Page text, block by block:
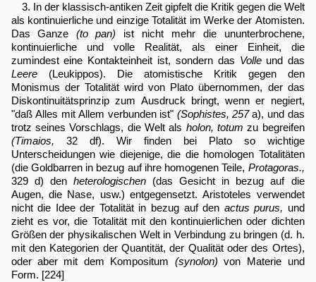
3. In der klassisch-antiken Zeit gipfelt die Kritik gegen die Welt
als kontinuierliche und einzige Totalität im Werke der Atomisten.
Das Ganze (to pan) ist nicht mehr die ununterbrochene,
kontinuierliche und volle Realität, als einer Einheit, die
zumindest eine Kontakteinheit ist, sondern das Volleund das
Leere(Leukippos). Die atomistische Kritik gegen den
Monismus der Totalität wird von Plato übernommen, der das
Diskontinuitätsprinzip zum Ausdruck bringt, wenn er negiert,
"daß Alles mit Allem verbunden ist" (Sophistes, 257a), und das
trotz seines Vorschlags, die Welt als holon, totum zu begreifen
(Timaios, 32 df). Wir finden bei Plato so wichtige
Unterscheidungen wie diejenige, die die homologen Totalitäten
(die Goldbarren in bezug auf ihre homogenen Teile, Protagoras.,
329 d) den heterologischen(das Gesicht in bezug auf die
Augen, die Nase, usw.) entgegensetzt. Aristoteles verwendet
nicht die Idee der Totalität in bezug auf den actus purus, und
zieht es vor, die Totalität mit den kontinuierlichen oder dichten
Größen der physikalischen Welt in Verbindung zu bringen (d. h.
mit den Kategorien der Quantität, der Qualität oder des Ortes),
oder aber mit dem Kompositum (synolon) von Materie und
Form. [224]